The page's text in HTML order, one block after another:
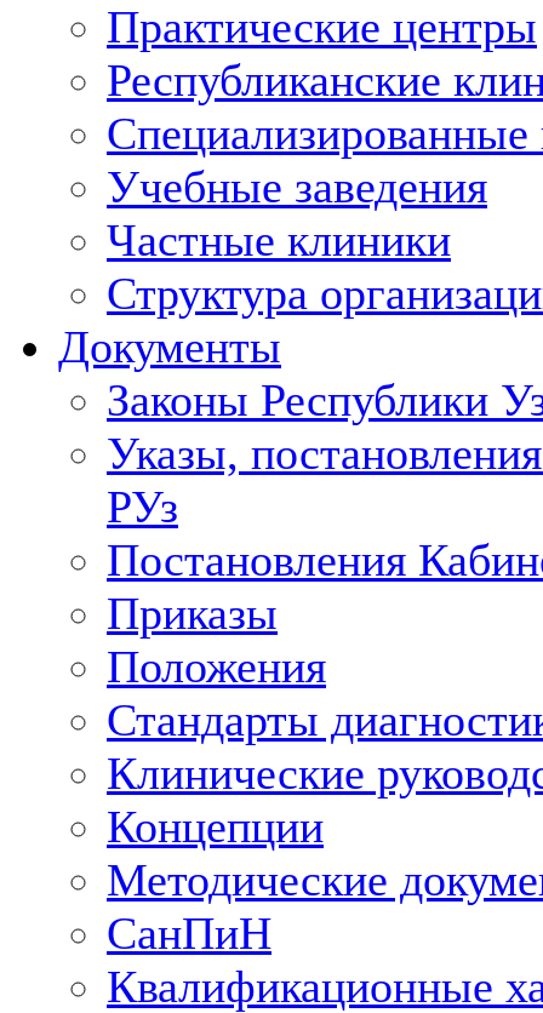
Практические центры
Республиканские
Учебные заведения
Частные клиники
Структура
Документы
Законы Республики
Указы,
РУз
Постановления
Приказы
Положения
Стандарты
Клинические
Концепции
Методические
СанПиН
Квалификационные